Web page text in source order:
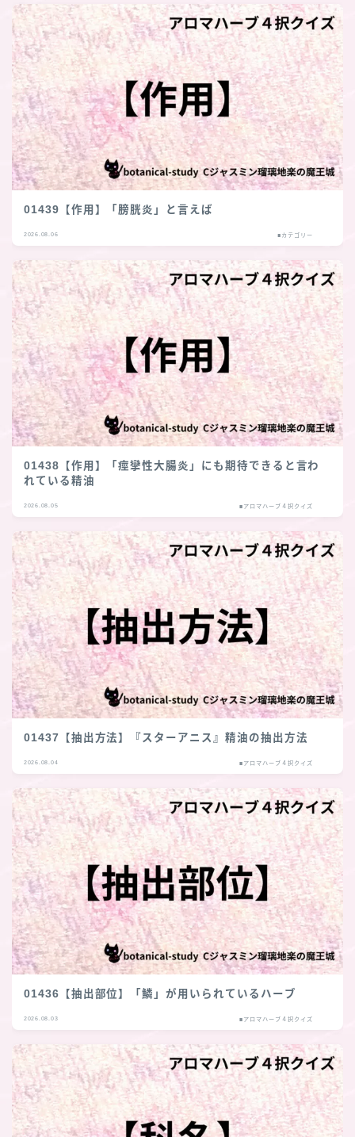
01439【作用】「膀胱炎」と言えば
2026.08.06 ■カテゴリー
01438【作用】「痙攣性大腸炎」にも期待できると言わ
れている精油
2026.08.05 ■アロマハーブ４択クイズ
01437【抽出方法】『スターアニス』精油の抽出方法
2026.08.04 ■アロマハーブ４択クイズ
01436【抽出部位】「鱗」が用いられているハーブ
2026.08.03 ■アロマハーブ４択クイズ